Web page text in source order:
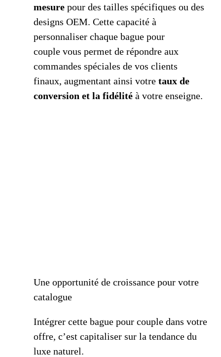
mesure pour des tailles spécifiques ou des
designs OEM. Cette capacité à
personnaliser chaque bague pour
couple vous permet de répondre aux
commandes spéciales de vos clients
finaux, augmentant ainsi votre taux de
conversion et la fidélité à votre enseigne.
Une opportunité de croissance pour votre
catalogue
Intégrer cette bague pour couple dans votre
offre, c’est capitaliser sur la tendance du
luxe naturel.